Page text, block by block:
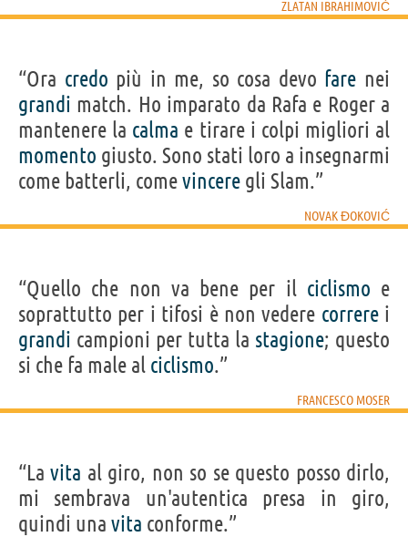
ZLATAN IBRAHIMOVIĆ
“Ora credo più in me, so cosa devo fare nei
grandi match. Ho imparato da Rafa e Roger a
mantenere la calma e tirare i colpi migliori al
momento giusto. Sono stati loro a insegnarmi
come batterli, comevincere gli Slam.”
NOVAK ĐOKOVIĆ
“Quello che non va bene per il ciclismo e
soprattutto per i tifosi è non vedere correrei
grandi campioni per tutta la stagione; questo
si che fa male al ciclismo.”
FRANCESCO MOSER
“Lavita al giro, non so se questo posso dirlo,
mi sembrava un'autentica presa in giro,
quindi una vita conforme.”